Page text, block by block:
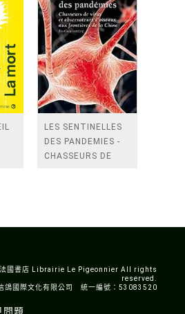
LES SENTINELLES
DES PANDEMIES -
CHASSEURS DE
CHINE
國書店 Librairie Le Pigeonnier All rights
reserved.
鴿國際文化有限公司 統一編號：53083520
問題